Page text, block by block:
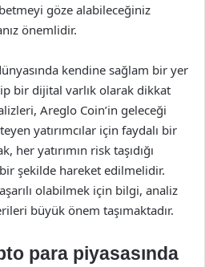
göze alabileceğiniz
önemlidir.
kendine sağlam bir yer
bir dijital varlık olarak dikkat
Areglo Coin’in geleceği
yatırımcılar için faydalı bir
her yatırımın risk taşıdığı
şekilde hareket edilmelidir.
olabilmek için bilgi, analiz
büyük önem taşımaktadır.
para piyasasında